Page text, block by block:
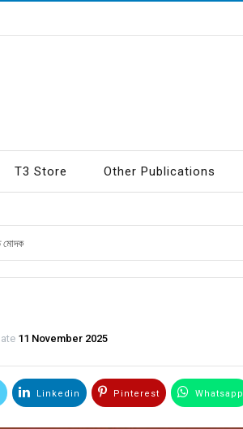
T3 Store Other Publications
মোদক
11 November 2025
Linkedin Pinterest Whatsapp